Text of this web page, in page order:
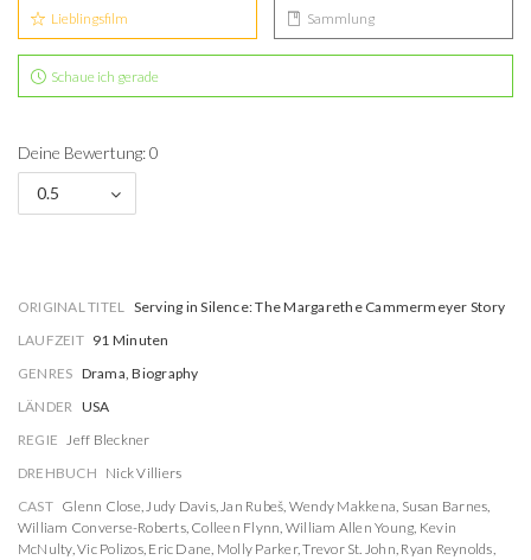
Lieblingsfilm Sammlung
Schaue ich gerade
Deine Bewertung: 0
0.5
ORIGINAL TITEL Serving in Silence: The Margarethe Cammermeyer Story
LAUFZEIT 91 Minuten
GENRES Drama, Biography
LÄNDER USA
REGIE Jeff Bleckner
DREHBUCH Nick Villiers
CAST Glenn Close,Judy Davis,Jan Rubeš, Wendy Makkena, Susan Barnes,
William Converse-Roberts, Colleen Flynn, William Allen Young, Kevin
McNulty,Vic Polizos, Eric Dane, Molly Parker,Trevor St. John, Ryan Reynolds,